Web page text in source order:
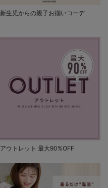
新生児からの親子お揃いコーデ
アウトレット 最大90%OFF